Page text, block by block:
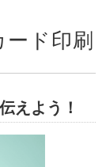
ド印刷
えよう！